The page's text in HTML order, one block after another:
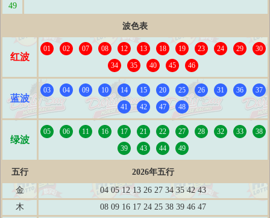
49
波色表
红波
01 02 07 08 12 13 18 19 23 24 29
30
34
35 40 45 46
蓝波
03 04 09 10 14 15 20 25 26 31 36
37
41
42 47 48
绿波
05 06 11 16 17 21 22 27 28 32 33
38
39
43 44 49
五行
2026年五行
金
04 05 12 13 26 27 34 35 42 43
木
08 09 16 17 24 25 38 39 46 47